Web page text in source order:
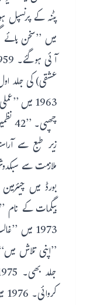
بیگمات کے نام
’’اپنی تلاش